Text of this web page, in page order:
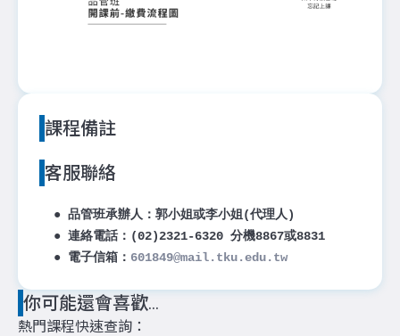
課程備註
客服聯絡
● 品管班承辦人：郭小姐或李小姐(代理人)
● 連絡電話：(02)2321-6320 分機8867或8831
● 電子信箱： 601849@mail.tku.edu.tw
你可能還會喜歡...
熱門課程快速查詢